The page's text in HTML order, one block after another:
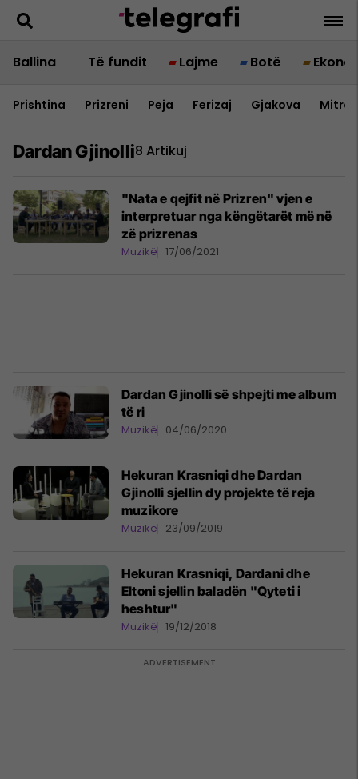
Ballina Të fundit Lajme Botë
Prishtina Prizreni Peja Ferizaj Gjakova
Dardan Gjinolli8 Artikuj
"Nata e qejfit në Prizren" vjen e
interpretuar nga këngëtarët më në
zë prizrenas
Muzikë 17/06/2021
Dardan Gjinolli së shpejti me album
të ri
Muzikë 04/06/2020
Hekuran Krasniqi dhe Dardan
Gjinolli sjellin dy projekte të reja
muzikore
Muzikë 23/09/2019
Hekuran Krasniqi, Dardani dhe
Eltoni sjellin baladën "Qyteti i
heshtur"
Muzikë 19/12/2018